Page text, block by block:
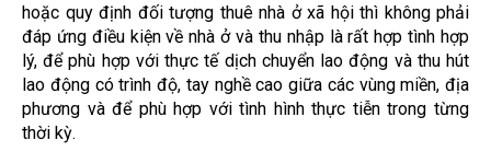
hoặc quy định đối tượng thuê nhà ở xã hội thì không phải
đáp ứng điều kiện về nhà ở và thu nhập là rất hợp tình hợp
lý, để phù hợp với thực tế dịch chuyển lao động và thu hút
lao động có trình độ, tay nghề cao giữa các vùng miền, địa
phương và để phù hợp với tình hình thực tiễn trong từng
thời kỳ.